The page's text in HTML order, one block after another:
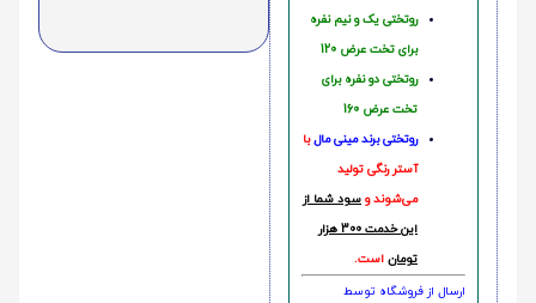
روتختی یک و نیم نفره
برای تخت عرض 120
روتختی دو نفره برای
تخت عرض 160
روتختی‌ برند مینی مالبا
آستر رنگی تولید
می‌شوند و سود شما از
این خدمت 300 هزار
تومان است.
ارسال از فروشگاه توسط